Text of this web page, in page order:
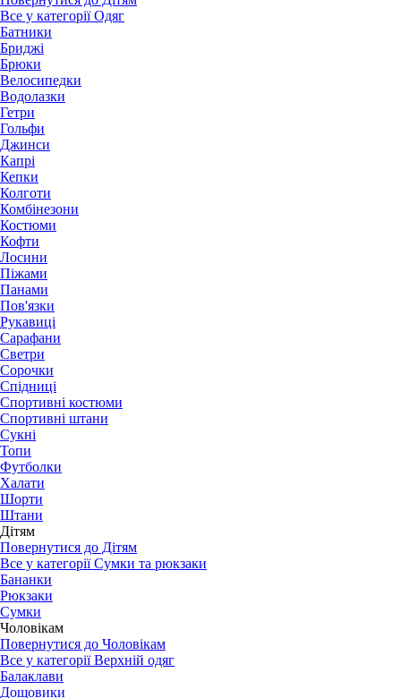
Все у категорії Одяг
Батники
Бриджі
Брюки
Велосипедки
Водолазки
Гетри
Гольфи
Джинси
Капрі
Кепки
Колготи
Комбінезони
Костюми
Кофти
Лосини
Піжами
Панами
Пов'язки
Рукавиці
Сарафани
Светри
Сорочки
Спідниці
Спортивні костюми
Спортивні штани
Сукні
Топи
Футболки
Халати
Шорти
Штани
Дітям
Повернутися до Дітям
Все у категорії Сумки та рюкзаки
Бананки
Рюкзаки
Сумки
Чоловікам
Повернутися до Чоловікам
Все у категорії Верхній одяг
Балаклави
Дощовики